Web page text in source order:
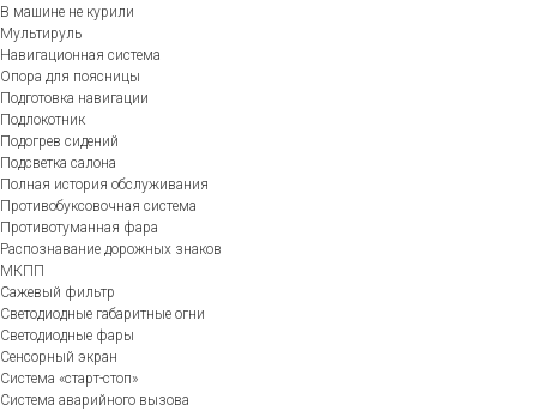
В машине не курили
Мультируль
Навигационная система
Опора для поясницы
Подготовка навигации
Подлокотник
Подогрев сидений
Подсветка салона
Полная история обслуживания
Противобуксовочная система
Противотуманная фара
Распознавание дорожных знаков
МКПП
Сажевый фильтр
Светодиодные габаритные огни
Светодиодные фары
Сенсорный экран
Система «старт-стоп»
Система аварийного вызова